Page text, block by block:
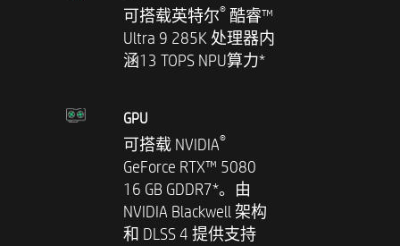
可搭载英特尔® 酷睿™
Ultra 9 285K 处理器内
涵13 TOPS NPU算力*
GPU
可搭载 NVIDIA®
GeForce RTX™ 5080
16 GB GDDR7*。由
NVIDIA Blackwell 架构
和 DLSS 4 提供支持